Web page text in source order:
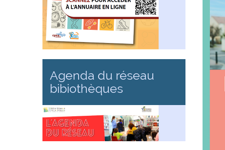
Agenda du réseau
bibiothèques